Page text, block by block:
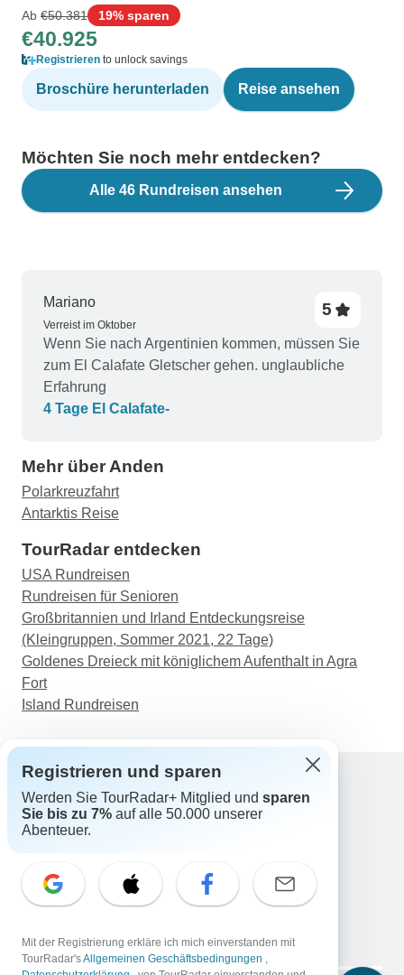
Ab €50.381 19% sparen
€40.925
Registrieren to unlock savings
Broschüre herunterladen Reise ansehen
Möchten Sie noch mehr entdecken?
Alle 46 Rundreisen ansehen
Mariano
Verreist im Oktober
5
Wenn Sie nach Argentinien kommen, müssen Sie
zum El Calafate Gletscher gehen. unglaubliche
Erfahrung
4 Tage El Calafate-
Mehr über Anden
Polarkreuzfahrt
Antarktis Reise
TourRadar entdecken
USA Rundreisen
Rundreisen für Senioren
Großbritannien und Irland Entdeckungsreise
(Kleingruppen, Sommer 2021, 22 Tage)
Goldenes Dreieck mit königlichem Aufenthalt in Agra
Fort
Island Rundreisen
Support
Kontakt
Schweiz +41 225 183 195
E-Mail: support@tourradar.com
EN DE ES FR NL
Registrieren und sparen
Werden Sie TourRadar+ Mitglied und sparen
Sie bis zu 7% auf alle 50.000 unserer
Abenteuer.
Mit der Registrierung erkläre ich mich einverstanden mit
TourRadar'sAllgemeinen Geschäftsbedingungen ,